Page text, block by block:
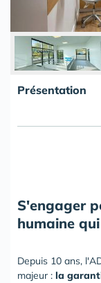
Présentation
S'engager
humaine
Depuis 10 ans,
majeur : la